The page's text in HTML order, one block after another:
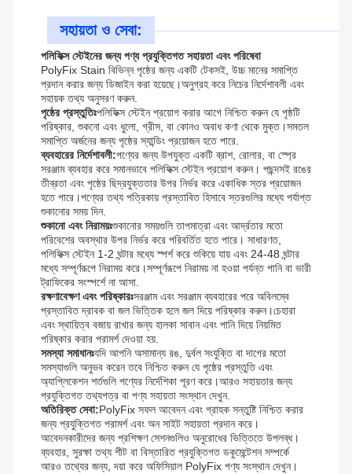
সহায়তা ও সেবা:
পলিফিক্স স্টেইনের জন্য পণ্য প্রযুক্তিগত সহায়তা এবং পরিষেবা
PolyFix Stain বিভিন্ন পৃষ্ঠের জন্য একটি টেকসই, উচ্চ মানের সমাপ্তি
প্রদান করার জন্য ডিজাইন করা হয়েছে।অনুগ্রহ করে নিচের নির্দেশাবলী এবং
সহায়ক তথ্য অনুসরণ করুন.
পৃষ্ঠের প্রস্তুতিঃপলিফিক্স স্টেইন প্রয়োগ করার আগে নিশ্চিত করুন যে পৃষ্ঠটি
পরিষ্কার, শুকনো এবং ধুলো, গ্রীস, বা কোনও অবাধ কণা থেকে মুক্ত।সমতল
সমাপ্তি অর্জনের জন্য পৃষ্ঠের স্যান্ডিং প্রয়োজন হতে পারে.
ব্যবহারের নির্দেশাবলী:পণ্যের জন্য উপযুক্ত একটি ব্রাশ, রোলার, বা স্প্রে
সরঞ্জাম ব্যবহার করে সমানভাবে পলিফিক্স স্টেইন প্রয়োগ করুন। পছন্দসই রঙের
তীব্রতা এবং পৃষ্ঠের ছিদ্রযুক্ততার উপর নির্ভর করে একাধিক স্তর প্রয়োজন
হতে পারে।পণ্যের তথ্য পত্রিকায় প্রস্তাবিত হিসাবে স্তরগুলির মধ্যে পর্যাপ্ত
শুকানোর সময় দিন.
শুকানো এবং নিরাময়ঃশুকানোর সময়গুলি তাপমাত্রা এবং আর্দ্রতার মতো
পরিবেশের অবস্থার উপর নির্ভর করে পরিবর্তিত হতে পারে। সাধারণত,
পলিফিক্স স্টেইন 1-2 ঘন্টার মধ্যে স্পর্শ করে শুকিয়ে যায় এবং 24-48 ঘন্টার
মধ্যে সম্পূর্ণরূপে নিরাময় করে।সম্পূর্ণরূপে নিরাময় না হওয়া পর্যন্ত পানি বা ভারী
ট্রাফিকের সংস্পর্শে না আসা.
রক্ষণাবেক্ষণ এবং পরিষ্কারঃসরঞ্জাম এবং সরঞ্জাম ব্যবহারের পরে অবিলম্বে
প্রস্তাবিত দ্রাবক বা জল ভিত্তিক হলে জল দিয়ে পরিষ্কার করুন।চেহারা
এবং স্থায়িত্ব বজায় রাখার জন্য হালকা সাবান এবং পানি দিয়ে নিয়মিত
পরিষ্কার করার পরামর্শ দেওয়া হয়.
সমস্যা সমাধানঃযদি আপনি অসামান্য রঙ, দুর্বল সংযুক্তি বা দাগের মতো
সমস্যাগুলি অনুভব করেন তবে নিশ্চিত করুন যে পৃষ্ঠের প্রস্তুতি এবং
অ্যাপ্লিকেশন শর্তগুলি পণ্যের নির্দেশিকা পূরণ করে।আরও সহায়তার জন্য
প্রযুক্তিগত তথ্যপত্র বা পণ্য সহায়তা সংস্থান দেখুন.
অতিরিক্ত সেবা:PolyFix সফল আবেদন এবং গ্রাহক সন্তুষ্টি নিশ্চিত করার
জন্য প্রযুক্তিগত পরামর্শ এবং অন সাইট সহায়তা প্রদান করে।
আবেদনকারীদের জন্য প্রশিক্ষণ সেশনগুলিও অনুরোধের ভিত্তিতে উপলব্ধ।
ব্যবহার, সুরক্ষা তথ্য শীট বা বিস্তারিত প্রযুক্তিগত ডকুমেন্টেশন সম্পর্কে
আরও তথ্যের জন্য, দয়া করে অফিসিয়াল PolyFix পণ্য সংস্থান দেখুন।